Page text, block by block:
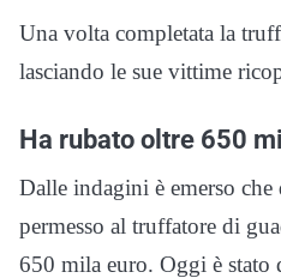
Una volta completata la
lasciando le sue vittime
Ha rubato oltre 650
Dalle indagini è emerso che
permesso al truffatore di
650 mila euro. Oggi è stato